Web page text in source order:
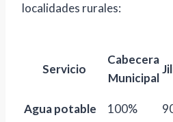
localidades rurales:
Servicio
Cabecera
Municipal
Agua potable 100%